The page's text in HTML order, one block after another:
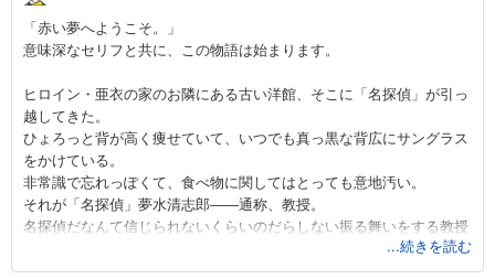
「赤い夢へようこそ。」
意味深なセリフと共に、この物語は始まります。
ヒロイン・亜衣の家のお隣にある古い洋館、そこに「名探偵」が引っ
越してきた。
ひょろっと背が高く痩せていて、いつでも真っ黒な背広にサングラス
をかけている。
非常識で忘れっぽくて、食べ物に関してはとっても意地汚い。
それが「名探偵」夢水清志郎――通称、教授。
名探偵だなんて信じられないくらいのだらしない振る舞いをする教授
...続きを読む